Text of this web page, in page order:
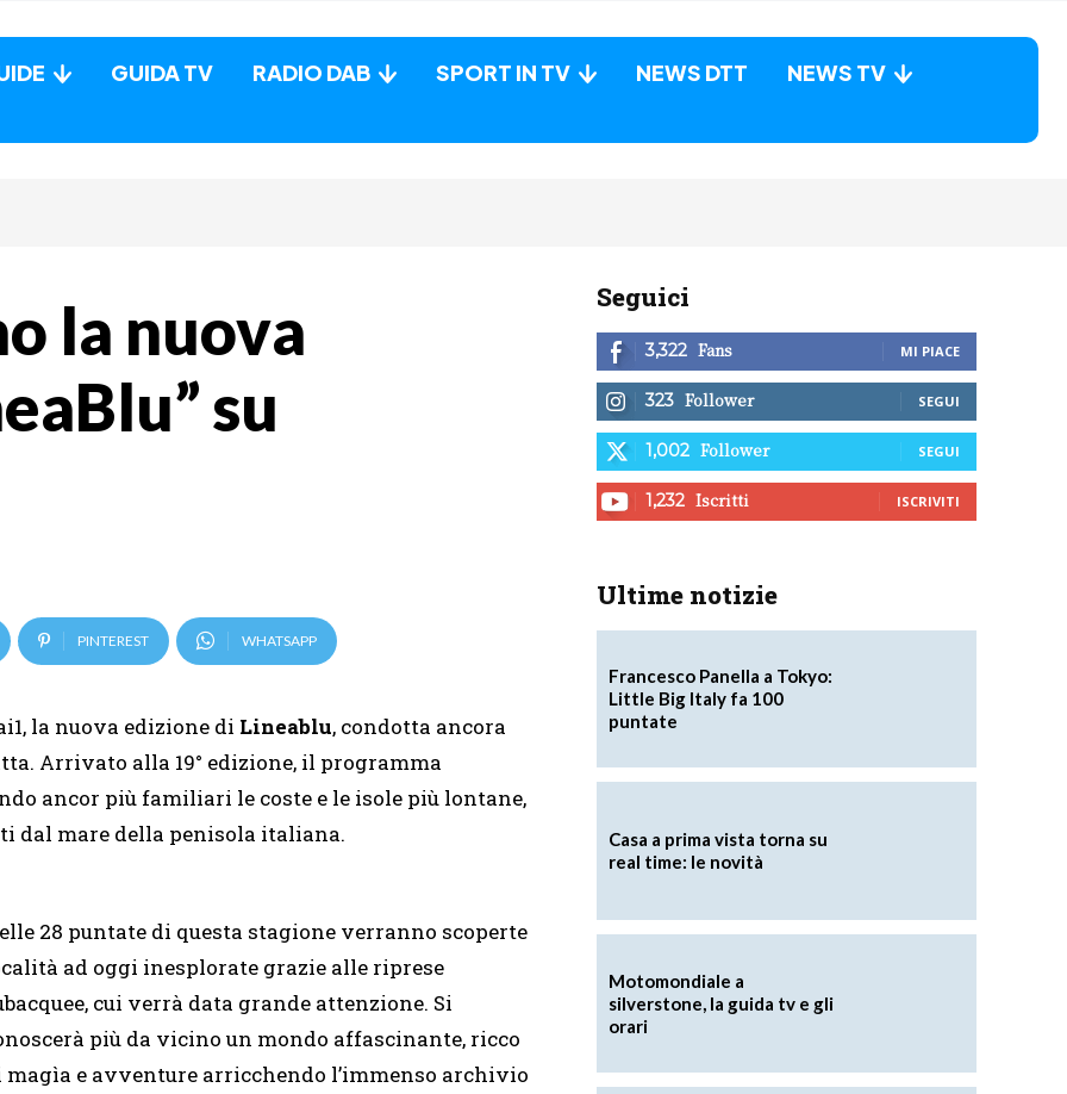
GUIDA TV RADIO DAB SPORT IN TV NEWS DTT
NEWS TV
la nuova
su
PINTEREST WHATSAPP
la nuova edizione di Lineablu, condotta ancora
Arrivato alla 19° edizione, il programma
ancor più familiari le coste e le isole più lontane,
dal mare della penisola italiana.
28 puntate di questa stagione verranno scoperte
ad oggi inesplorate grazie alle riprese
cui verrà data grande attenzione. Si
più da vicino un mondo affascinante, ricco
magìa e avventure arricchendo l’immenso archivio
Seguici
3,322 Fans MI PIACE
323 Follower SEGUI
1,002 Follower SEGUI
1,232 Iscritti ISCRIVITI
Ultime notizie
Francesco Panella a Tokyo:
Little Big Italy fa 100
puntate
Casa a prima vista torna su
real time: le novità
Motomondiale a
silverstone, la guida tv e gli
orari